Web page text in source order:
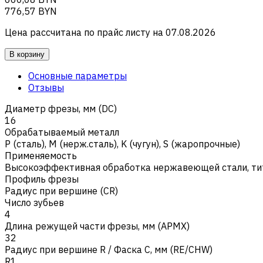
776,57 BYN
Цена рассчитана по прайс листу на 07.08.2026
В корзину
Основные параметры
Отзывы
Диаметр фрезы, мм (DC)
16
Обрабатываемый металл
Р (сталь), M (нерж.сталь), K (чугун), S (жаропрочные)
Применяемость
Высокоэффективная обработка нержавеющей стали,
Профиль фрезы
Радиус при вершине (CR)
Число зубьев
4
Длина режущей части фрезы, мм (APMX)
32
Радиус при вершине R / Фаска C, мм (RE/CHW)